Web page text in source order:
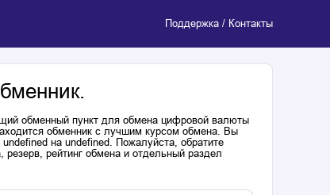
Поддержка / Контакты
обменный пункт для обмена цифровой валюты
обменник с лучшим курсом обмена. Вы
на undefined. Пожалуйста, обратите
рейтинг обмена и отдельный раздел